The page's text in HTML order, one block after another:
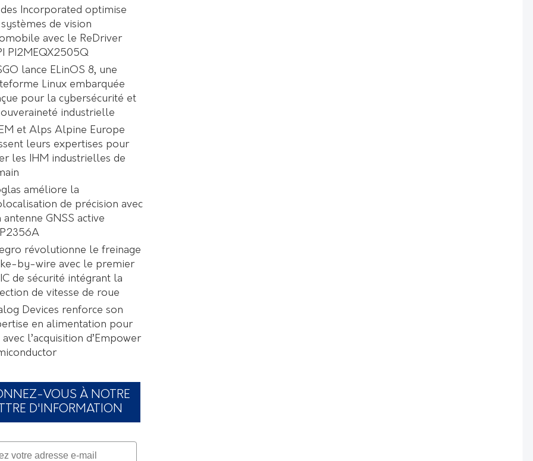
Incorporated optimise
de vision
avec le ReDriver
PI2MEQX2505Q
lance ELinOS 8, une
Linux embarquée
pour la cybersécurité et
industrielle
et Alps Alpine Europe
leurs expertises pour
les IHM industrielles de
améliore la
de précision avec
antenne GNSS active
révolutionne le freinage
by-wire avec le premier
de sécurité intégrant la
de vitesse de roue
Devices renforce son
en alimentation pour
avec l’acquisition d’Empower
VOUS À NOTRE
D'INFORMATION